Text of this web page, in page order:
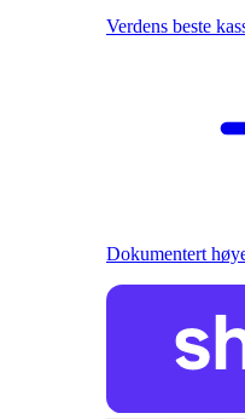
Verdens beste
Dokumentert